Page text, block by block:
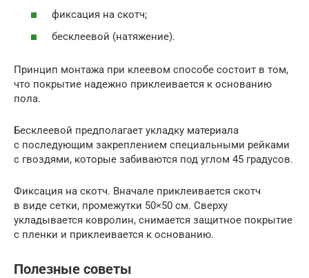
фиксация на скотч;
бесклеевой (натяжение).
Принцип монтажа при клеевом способе состоит в том,
что покрытие надежно приклеивается к основанию
пола.
Бесклеевой предполагает укладку материала
с последующим закреплением специальными рейками
с гвоздями, которые забиваются под углом 45 градусов.
Фиксация на скотч. Вначале приклеивается скотч
в виде сетки, промежутки 50×50 см. Сверху
укладывается ковролин, снимается защитное покрытие
с пленки и приклеивается к основанию.
Полезные советы